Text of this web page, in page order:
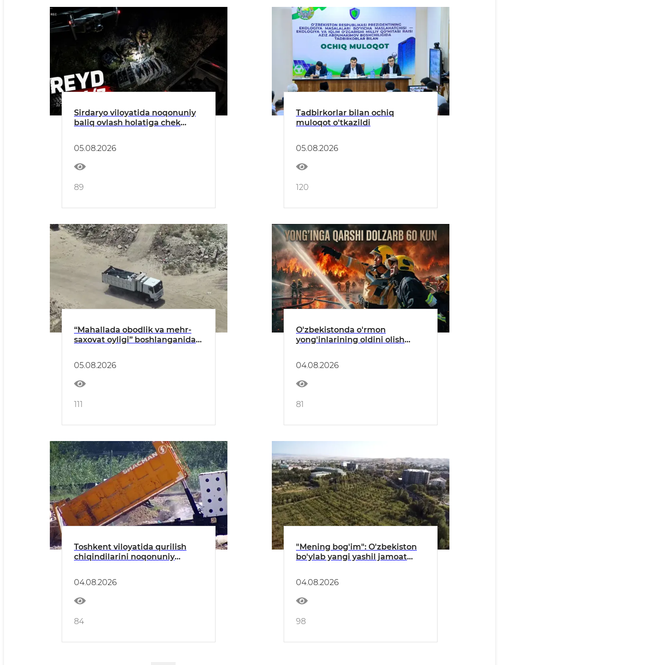
Sirdaryo viloyatida noqonuniy
baliq ovlash holatiga chek
05.08.2026
89
Tadbirkorlar bilan ochiq
muloqot o'tkazildi
05.08.2026
120
“Mahallada obodlik va mehr-
saxovat oyligi” boshlanganidan
05.08.2026
111
O'zbekistonda o'rmon
yong'inlarining oldini olish
04.08.2026
81
Toshkent viloyatida qurilish
chiqindilarini noqonuniy
04.08.2026
84
"Mening bog'im": O'zbekiston
bo'ylab yangi yashil jamoat
04.08.2026
98